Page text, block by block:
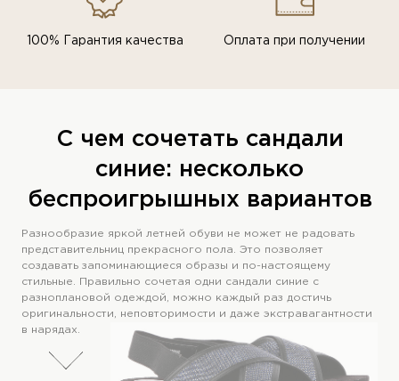
100% Гарантия качества Оплата при получении
С чем сочетать сандали
синие: несколько
беспроигрышных вариантов
Разнообразие яркой летней обуви не может не радовать
представительниц прекрасного пола. Это позволяет
создавать запоминающиеся образы и по-настоящему
стильные. Правильно сочетая одни сандали синие с
разноплановой одеждой, можно каждый раз достичь
оригинальности, неповторимости и даже экстравагантности
в нарядах.